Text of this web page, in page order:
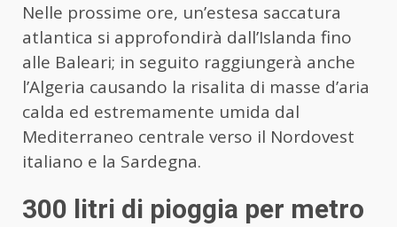
Nelle prossime ore, un’estesa saccatura
atlantica si approfondirà dall’Islanda fino
alle Baleari; in seguito raggiungerà anche
l’Algeria causando la risalita di masse d’aria
calda ed estremamente umida dal
Mediterraneo centrale verso il Nordovest
italiano e la Sardegna.
300 litri di pioggia per metro